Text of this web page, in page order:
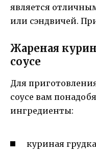
является
или сэндвичей.
Жареная
соусе
Для
соусе вам
ингредиенты:
куриная